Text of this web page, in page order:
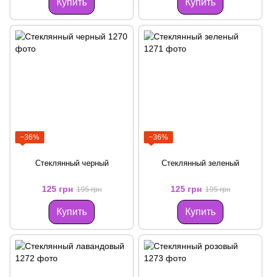
−36%
Стеклянный черный
125 грн 195 грн
Купить
−36%
Стеклянный зеленый
125 грн 195 грн
Купить